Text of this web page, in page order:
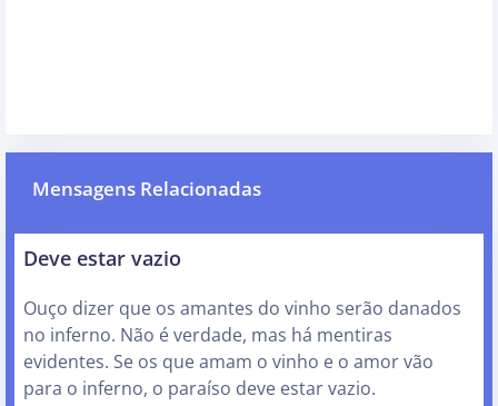
Mensagens Relacionadas
Deve estar vazio
Ouço dizer que os amantes do vinho serão danados
no inferno. Não é verdade, mas há mentiras
evidentes. Se os que amam o vinho e o amor vão
para o inferno, o paraíso deve estar vazio.